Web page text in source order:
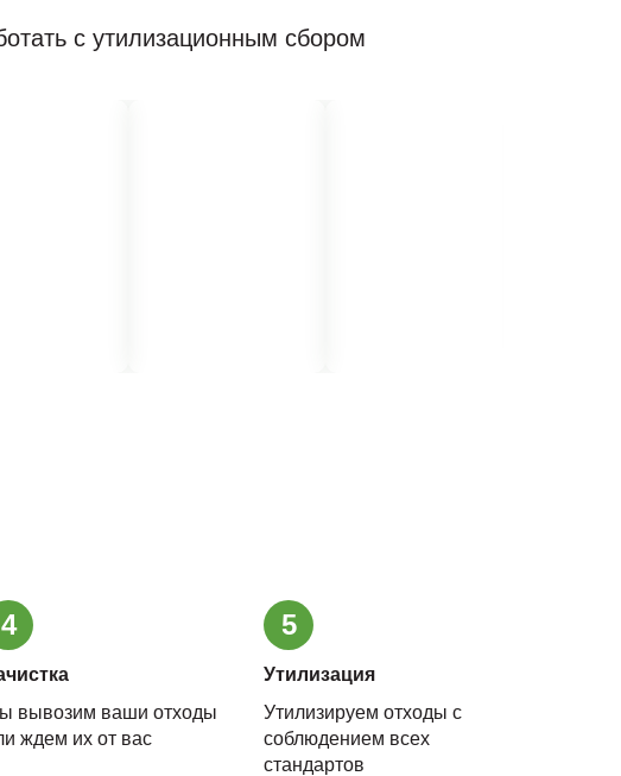
с утилизационным сбором
4
вывозим ваши отходы
ждем их от вас
5
Утилизация
Утилизируем отходы с
соблюдением всех
стандартов